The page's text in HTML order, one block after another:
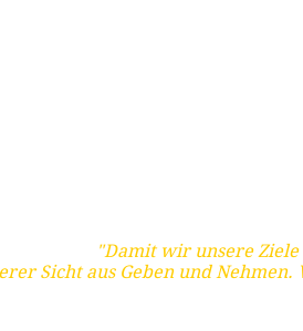
"Damit wir unsere
Sicht aus Geben und